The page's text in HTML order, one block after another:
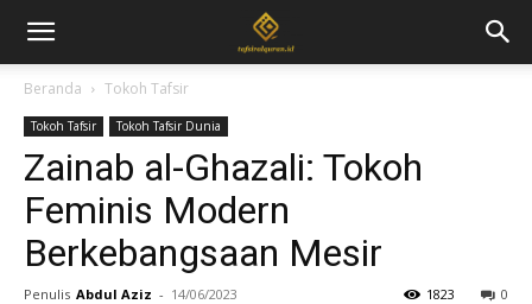
Beranda Tokoh Tafsir
Tokoh Tafsir Tokoh Tafsir Dunia
Zainab al-Ghazali: Tokoh
Feminis Modern
Berkebangsaan Mesir
Penulis Abdul Aziz - 14/06/2023 0
1823